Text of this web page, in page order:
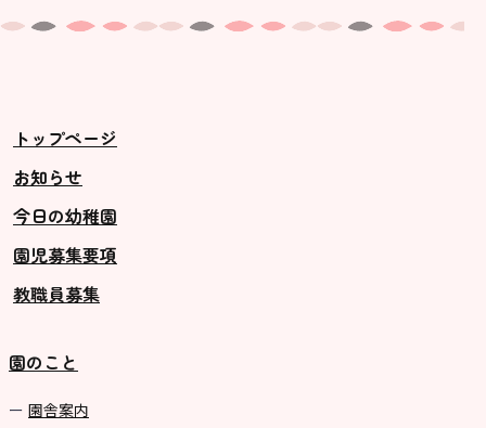
トップページ
お知らせ
今日の幼稚園
園児募集要項
教職員募集
園のこと
園舎案内